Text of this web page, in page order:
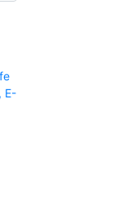
E-